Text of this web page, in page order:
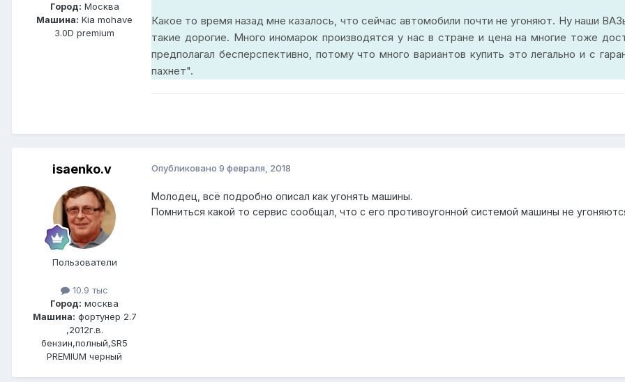
Город: Москва
Машина: Kia mohave
3.0D premium
Какое то время назад мне казалось, что сейчас автомобили почти не угоняют. Ну наши
такие дорогие. Много иномарок производятся у нас в стране и цена на многие тоже
предполагал бесперспективно, потому что много вариантов купить это легально и с
пахнет".
isaenko.v
Пользователи
10.9 тыс
Город: москва
Машина: фортунер 2.7
,2012г.в.
бензин,полный,SR5
PREMIUM черный
Опубликовано 9 февраля, 2018
Молодец, всё подробно описал как угонять машины.
Помниться какой то сервис сообщал, что с его противоугонной системой машины не